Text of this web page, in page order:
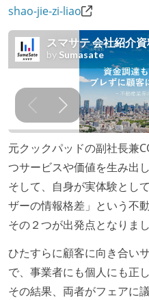
shao-jie-zi-liao
元クックパッドの副社長兼
つサービスや価値を生み出
そして、自身が実体験とし
ザーの情報格差」という不
その２つが出発点となりまし
ひたすらに顧客に向き合い
で、事業者にも個人にも正
その結果、両者がフェアに